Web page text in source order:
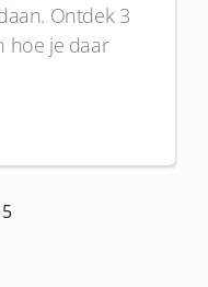
Ontdek 3
hoe je daar
5